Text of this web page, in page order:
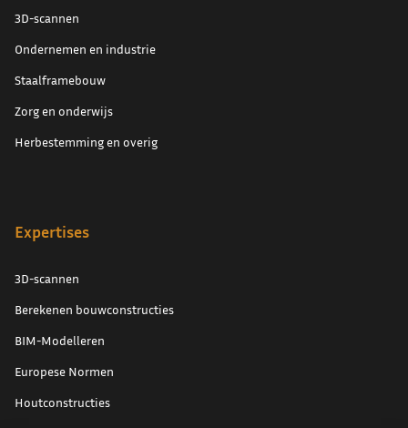
3D-scannen
Ondernemen en industrie
Staalframebouw
Zorg en onderwijs
Herbestemming en overig
Expertises
3D-scannen
Berekenen bouwconstructies
BIM-Modelleren
Europese Normen
Houtconstructies